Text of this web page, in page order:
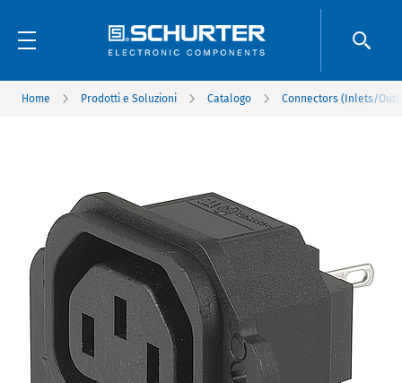
Home Prodotti e Soluzioni Catalogo Connectors (Inlets/